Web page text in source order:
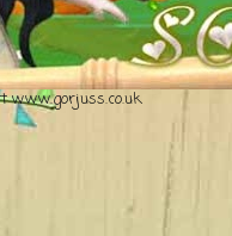
www.gorjuss.co.uk